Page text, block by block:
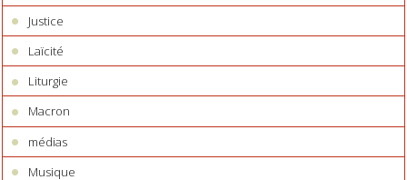
Justice
Laïcité
Liturgie
Macron
médias
Musique